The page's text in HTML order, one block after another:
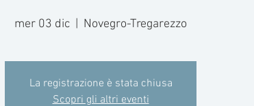
mer 03 dic Novegro-Tregarezzo
La registrazione è stata chiusa
Scopri gli altri eventi